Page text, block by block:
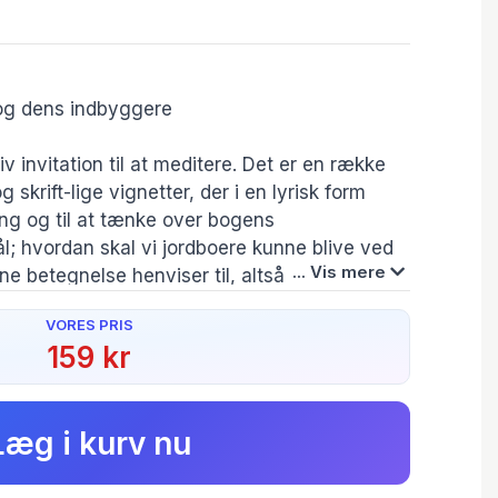
Forfatter(e):
Jonas Holst
dens indbyggere
invitation til at meditere. Det er en række
skrift-lige vignetter, der i en lyrisk form
og til at tænke over bogens
hvordan skal vi jordboere kunne blive ved
betegnelse henviser til, altså bebo jorden?
kommer med meget få svar, men
at sætte sig ved siden af ham og undre
er Vi jordboere et litterært forsøg på at
største problemer – klimaet, ufred
de mindste men ikke mindre værdifulde
de små tanker og de eftertænksomme
... Vis mere
VORES PRIS
159 kr
i kurv nu